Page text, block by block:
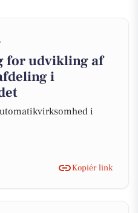
for udvikling af
i
i
Kopiér link